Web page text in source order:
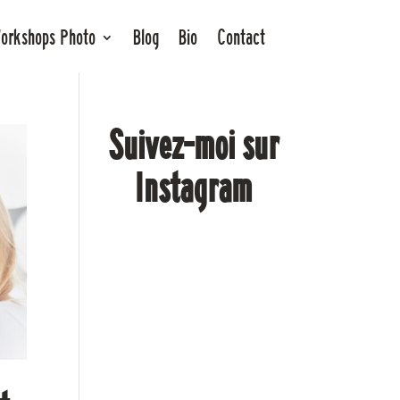
Photo Blog Bio Contact
Suivez-moi sur
Instagram